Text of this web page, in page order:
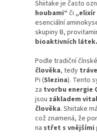
Shiitake je často
houbami“ či „elixír
esenciální
skupiny B,
bioaktivních látek.
Podle tradiční
člověka, tedy
Pi (Slezina). Tento
za tvorbu energie
jsou základem
člověka. Shiitake
což znamená, že
na střet s vnějšími